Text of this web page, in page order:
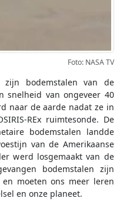
Foto: NASA TV
zijn bodemstalen van de
snelheid van ongeveer 40
naar de aarde nadat ze in
REx ruimtesonde. De
bodemstalen landde
van de Amerikaanse
werd losgemaakt van de
bodemstalen zijn
moeten ons meer leren
en onze planeet.